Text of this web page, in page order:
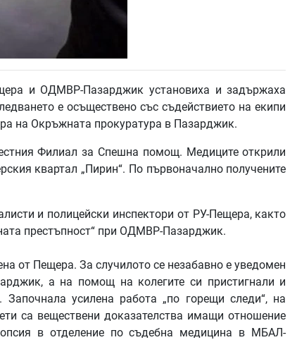
и ОДМВР-Пазарджик установиха и задържаха
е осъществено със съдействието на екипи
на Окръжната прокуратура в Пазарджик.
Филиал за Спешна помощ. Медиците открили
квартал „Пирин“. По първоначално получените
и полицейски инспектори от РУ-Пещера, както
престъпност“ при ОДМВР-Пазарджик.
от Пещера. За случилото се незабавно е уведомен
а на помощ на колегите си пристигнали и
усилена работа „по горещи следи“, на
са веществени доказателства имащи отношение
в отделение по съдебна медицина в МБАЛ-